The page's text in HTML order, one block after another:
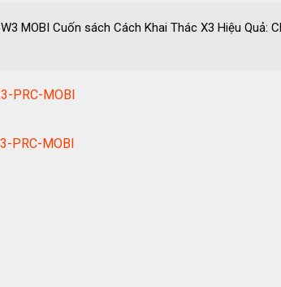
MOBI Cuốn sách Cách Khai Thác X3 Hiệu Quả:
PRC-MOBI
PRC-MOBI